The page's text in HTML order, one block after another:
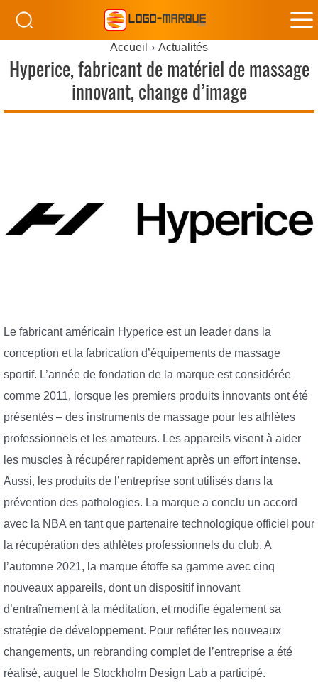
Accueil Actualités
Hyperice, fabricant de matériel de massage
innovant, change d’image
Le fabricant américain Hyperice est un leader dans la
conception et la fabrication d’équipements de massage
sportif. L’année de fondation de la marque est considérée
comme 2011, lorsque les premiers produits innovants ont été
présentés – des instruments de massage pour les athlètes
professionnels et les amateurs. Les appareils visent à aider
les muscles à récupérer rapidement après un effort intense.
Aussi, les produits de l’entreprise sont utilisés dans la
prévention des pathologies. La marque a conclu un accord
avec la NBA en tant que partenaire technologique officiel pour
la récupération des athlètes professionnels du club. A
l’automne 2021, la marque étoffe sa gamme avec cinq
nouveaux appareils, dont un dispositif innovant
d’entraînement à la méditation, et modifie également sa
stratégie de développement. Pour refléter les nouveaux
changements, un rebranding complet de l’entreprise a été
réalisé, auquel le Stockholm Design Lab a participé.